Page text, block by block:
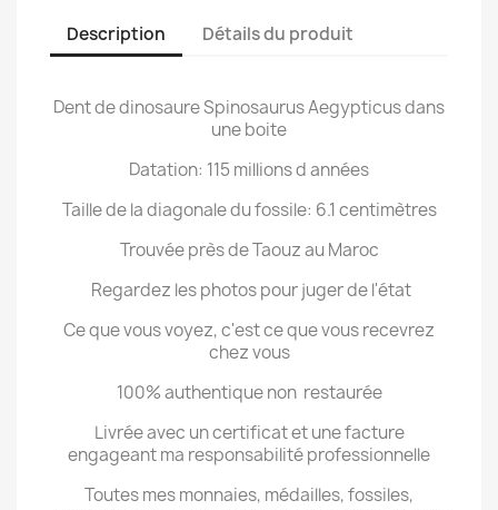
Description Détails du produit
Dent de dinosaure Spinosaurus Aegypticus dans
une boite
Datation: 115 millions d années
Taille de la diagonale du fossile: 6.1 centimètres
Trouvée près de Taouz au Maroc
Regardez les photos pour juger de l'état
Ce que vous voyez, c'est ce que vous recevrez
chez vous
100% authentique non restaurée
Livrée avec un certificat et une facture
engageant ma responsabilité professionnelle
Toutes mes monnaies, médailles, fossiles,